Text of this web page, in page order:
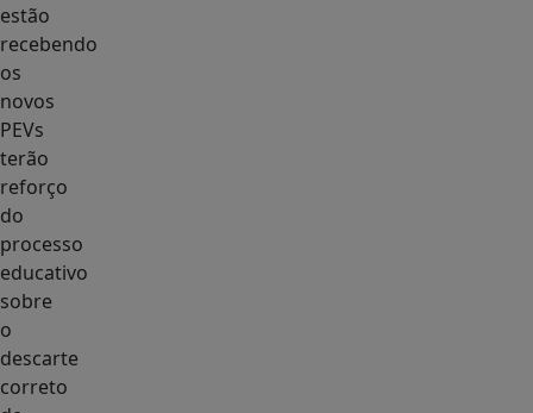
estão
recebendo
os
novos
PEVs
terão
reforço
do
processo
educativo
sobre
o
descarte
correto